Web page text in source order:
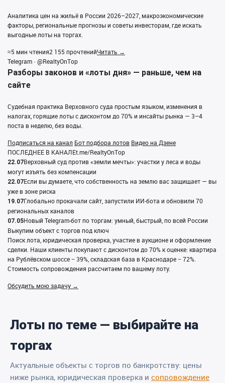
Аналитика цен на жильё в России 2026–2027, макроэкономические
факторы, региональные прогнозы и советы инвесторам, где искать
выгодные лоты на торгах.
≈5 мин чтения2 155 прочтенийЧитать →
Telegram · @RealtyOnTop
Разборы законов и «лоты дня» — раньше, чем на
сайте
Судебная практика Верховного суда простым языком, изменения в
налогах, горящие лоты с дисконтом до 70% и инсайты рынка — 3–4
поста в неделю, без воды.
Подписаться на канал Бот подбора лотов Видео на Дзене
ПОСЛЕДНЕЕ В КАНАЛЕt.me/RealtyOnTop
22.07Верховный суд против «земли мечты»: участки у леса и воды
могут изъять без компенсации
22.07Если вы думаете, что собственность на землю вас защищает — вы
уже в зоне риска
19.07Глобально прокачали сайт, запустили ИИ‑бота и обновили 70
региональных каналов
07.05Новый Telegram‑бот по торгам: умный, быстрый, по всей России
Выкупим объект с торгов под ключ
Поиск лота, юридическая проверка, участие в аукционе и оформление
сделки. Наши клиенты покупают с дисконтом до 70% к оценке: квартира
на Рублёвском шоссе − 39%, складская база в Краснодаре − 72%.
Стоимость сопровождения рассчитаем по вашему лоту.
Обсудить мою задачу →
Лоты по теме — выбирайте на
торгах
Актуальные объекты с торгов по банкротству: цены
ниже рынка, юридическая проверка и сопровождение